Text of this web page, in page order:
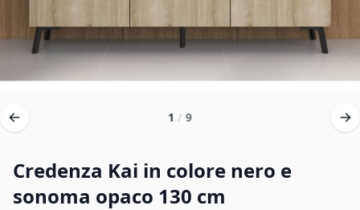
1 / 9
Credenza Kai in colore nero e
sonoma opaco 130 cm